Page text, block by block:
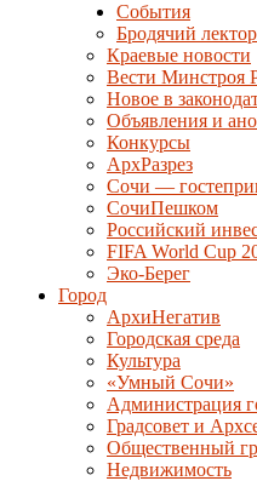
События
Бродячий
Краевые новости
Вести Минстроя
Новое в
Объявления и
Конкурсы
АрхРазрез
Сочи —
СочиПешком
Российский
FIFA World Cup
Эко-Берег
Город
АрхиНегатив
Городская среда
Культура
«Умный Сочи»
Администрация
Градсовет и
Общественный
Недвижимость